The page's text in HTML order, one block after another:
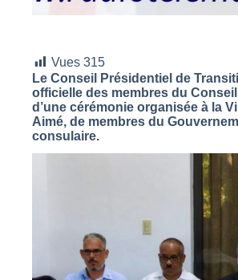
Vues 315
Le Conseil Présidentiel de
officielle des membres du
d’une cérémonie organisée à la
Aimé, de membres du
consulaire.